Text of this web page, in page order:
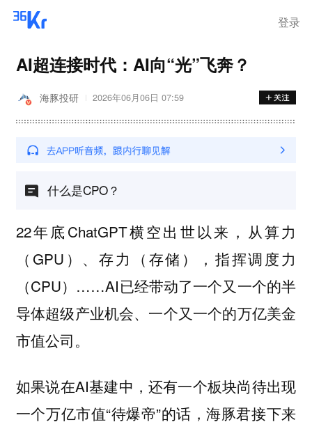
登录
AI超连接时代：AI向“光”飞奔？
海豚投研 2026年06月06日 07:59
什么是CPO？
22年底ChatGPT横空出世以来，从算力
（GPU）、存力（存储），指挥调度力
（CPU）……AI已经带动了一个又一个的半
导体超级产业机会、一个又一个的万亿美金
市值公司。
如果说在AI基建中，还有一个板块尚待出现
一个万亿市值“待爆帝”的话，海豚君接下来